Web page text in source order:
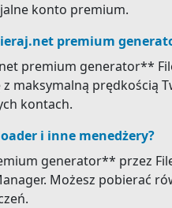
konto premium.
premium
premium generator**
maksymalną prędkością
kontach.
i inne menedżery?
generator** przez
Możesz pobierać